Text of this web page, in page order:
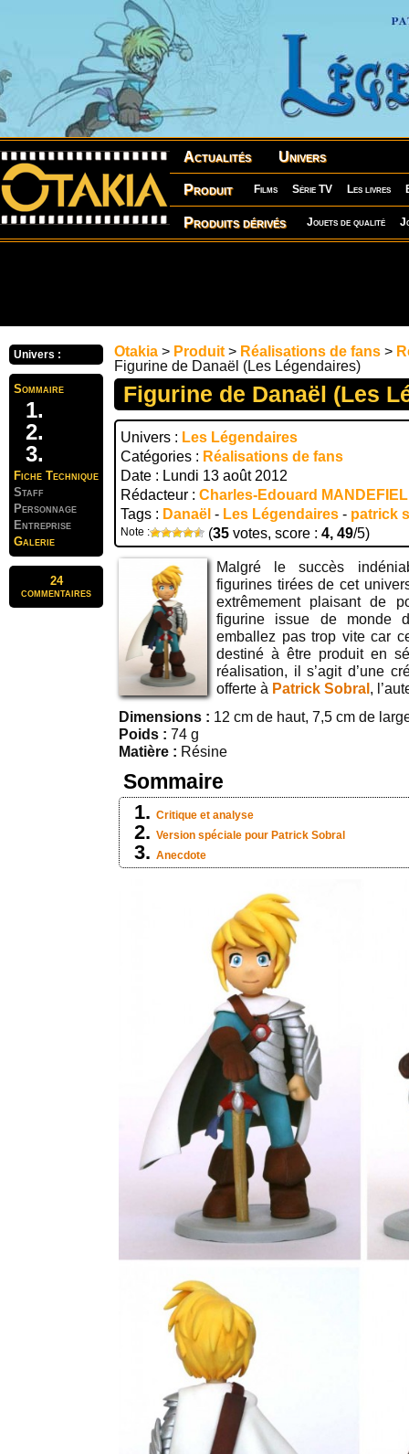
Actualités Univers
Produit Films Série TV Les livres
Produits dérivés Jouets de qualité
Univers :
Sommaire
Fiche Technique
Staff
Personnage
Entreprise
Galerie
24
commentaires
Otakia > Produit > Réalisations de fans >
Figurine de Danaël (Les Légendaires)
Figurine de Danaël (Les
Univers : Les Légendaires
Catégories : Réalisations de fans
Date : Lundi 13 août 2012
Rédacteur : Charles-Edouard
Tags : Danaël - Les Légendaires - patrick
Note : (35 votes, score : 4, 49/5)
Malgré le succès
figurines tirées de cet
extrêmement plaisant de
figurine issue de monde
emballez pas trop vite car
destiné à être produit en
réalisation, il s’agit d’une
offerte à Patrick Sobral ,
Dimensions : 12 cm de haut, 7,5 cm de
Poids : 74 g
Matière : Résine
Sommaire
Critique et analyse
Version spéciale pour Patrick Sobral
Anecdote